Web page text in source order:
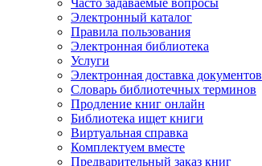
Часто задаваемые вопросы
Электронный каталог
Правила пользования
Электронная библиотека
Услуги
Электронная доставка документов
Словарь библиотечных терминов
Продление книг онлайн
Библиотека ищет книги
Виртуальная справка
Комплектуем вместе
Предварительный заказ книг